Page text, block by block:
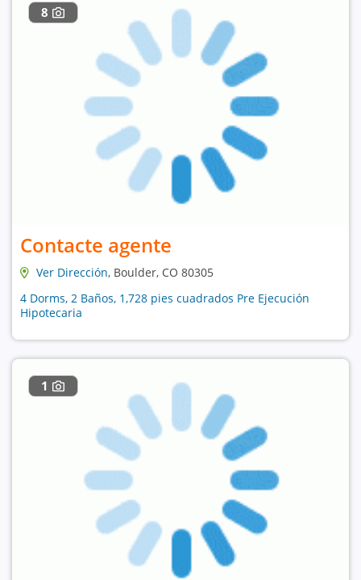
8
Contacte agente
Ver Dirección, Boulder, CO 80305
4 Dorms, 2 Baños, 1,728 pies cuadrados Pre Ejecución
Hipotecaria
1